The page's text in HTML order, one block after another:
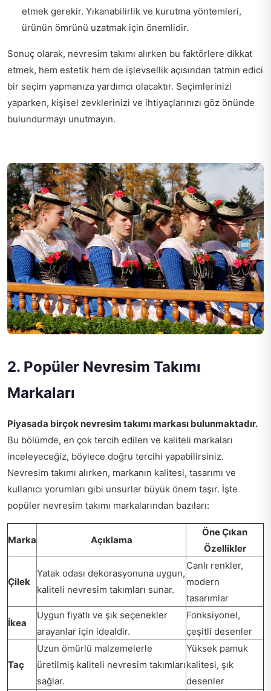
etmek gerekir. Yıkanabilirlik ve kurutma yöntemleri,
ürünün ömrünü uzatmak için önemlidir.
Sonuç olarak, nevresim takımı alırken bu faktörlere dikkat
etmek, hem estetik hem de işlevsellik açısından tatmin edici
bir seçim yapmanıza yardımcı olacaktır. Seçimlerinizi
yaparken, kişisel zevklerinizi ve ihtiyaçlarınızı göz önünde
bulundurmayı unutmayın.
2. Popüler Nevresim Takımı
Markaları
Piyasada birçok nevresim takımı markası bulunmaktadır.
Bu bölümde, en çok tercih edilen ve kaliteli markaları
inceleyeceğiz, böylece doğru tercihi yapabilirsiniz.
Nevresim takımı alırken, markanın kalitesi, tasarımı ve
kullanıcı yorumları gibi unsurlar büyük önem taşır. İşte
popüler nevresim takımı markalarından bazıları:
Marka Açıklama
Öne Çıkan
Özellikler
Çilek
Yatak odası dekorasyonuna uygun,
kaliteli nevresim takımları sunar.
Canlı renkler,
modern
tasarımlar
İkea
Uygun fiyatlı ve şık seçenekler
arayanlar için idealdir.
Fonksiyonel,
çeşitli desenler
Taç
Uzun ömürlü malzemelerle
üretilmiş kaliteli nevresim takımları
sağlar.
Yüksek pamuk
kalitesi, şık
desenler